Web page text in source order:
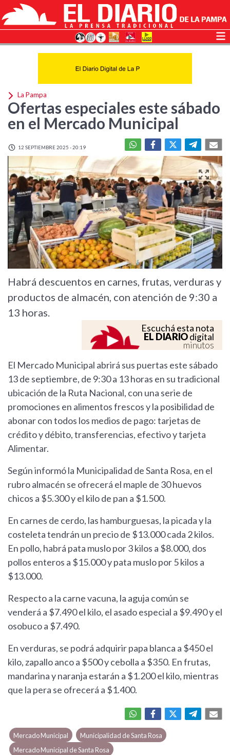
La Pampa
Ofertas especiales este sábado
en el Mercado Municipal
12 SEPTIEMBRE 2025 - 20:19
Habrá descuentos en carnes, frutas, verduras y
productos de almacén, con atención de 9:30 a
13 horas.
Escuchá esta nota
EL DIARIOdigital
minutos
El Mercado Municipal abrirá sus puertas este sábado
13 de septiembre, de 9:30 a 13 horas en su tradicional
ubicación de la Ruta Nacional, con una serie de
promociones en alimentos frescos y la posibilidad de
abonar con todos los medios de pago: tarjetas de
crédito y débito, transferencias, efectivo y tarjeta
Alimentar.
Según informó la Municipalidad de Santa Rosa, en el
rubro almacén se ofrecerá el maple de 30 huevos
chicos a $5.300 y el kilo de pan a $1.500.
En carnes de cerdo, las hamburguesas, la picada y la
costeleta tendrán un precio de $13.000 cada 2 kilos.
En pollo, habrá pata muslo por 3 kilos a $8.000, dos
pollos enteros a $15.000 y pata muslo por 5 kilos a
$13.000.
Respecto a la carne vacuna, la aguja común se
venderá a $7.490 el kilo, el asado especial a $9.490 y el
osobuco a $7.490.
En verduras, se podrá adquirir papa blanca a $450 el
kilo, zapallo anco a $500 y cebolla a $350. En frutas,
mandarina y naranja estarán a $1.200 el kilo, mientras
que la pera se ofrecerá a $1.400.
Mercado Municipal
Municipalidad de Santa Rosa
Mercado Municipal de Santa Rosa